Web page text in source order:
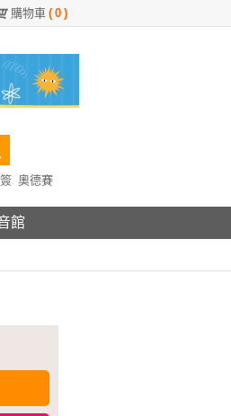
購物車 ( 0 )
奧德賽
館